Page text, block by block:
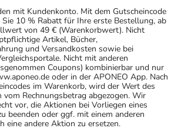
mit Kundenkonto. Mit dem Gutscheincode
10 % Rabatt für Ihre erste Bestellung, ab
von 49 € (Warenkorbwert). Nicht
Artikel, Bücher,
und Versandkosten sowie bei
Nicht mit anderen
Coupons) kombinierbar und nur
oder in der APONEO App. Nach
im Warenkorb, wird der Wert des
Rechnungsbetrag abgezogen. Wir
vor, die Aktionen bei Vorliegen eines
beenden oder ggf. mit einem anderen
eine andere Aktion zu ersetzen.